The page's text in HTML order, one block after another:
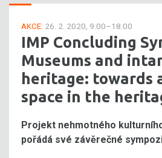
AKCE: 26. 2. 2020, 9:00–18:00
IMP Concluding
Museums and
heritage: towards
space in the
Projekt nehmotného
pořádá své závěrečné